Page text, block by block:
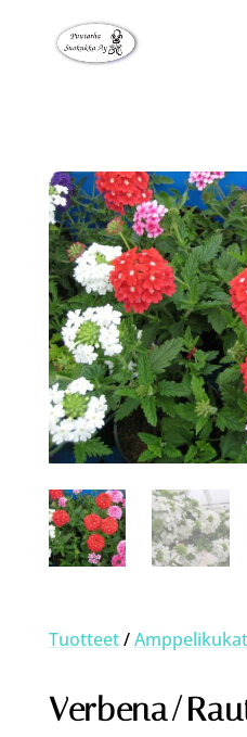
Tuotteet/Amppelikukat
Verbena/